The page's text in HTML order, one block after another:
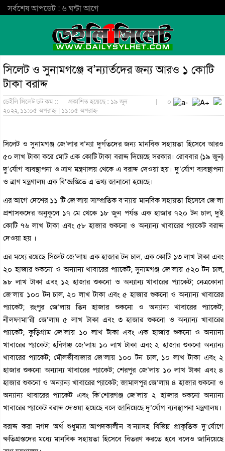
সর্বশেষ আপডেট : ৬ ঘন্টা আগে
সিলেট ও সুনামগঞ্জে ব’ন্যার্তদের জন্য আরও ১ কোটি
টাকা বরাদ্দ
ডেইলি সিলেট ডট কম ::
প্রকাশিত হয়েছে : ১৯ জুন
২০২২, ১১:০৫ অপরাহ্ন | ১১:০৫ অপরাহ্ন
| ০
সিলেট ও সুনামগঞ্জ জে’লার ব’ন্যা দুর্গতদের জন্য মানবিক সহায়তা হিসেবে আরও
৫০ লাখ টাকা করে মোট এক কোটি টাকা বরাদ্দ দিয়েছে সরকার। রোববার (১৯ জুন)
দু’র্যোগ ব্যবস্থাপনা ও ত্রাণ মন্ত্রণালয় থেকে এ বরাদ্দ দেওয়া হয়। দু’র্যোগ ব্যবস্থাপনা
ও ত্রাণ মন্ত্রণালয় এক বি’জ্ঞপ্তিতে এ তথ্য জানানো হয়েছে।
এর আগে দেশের ১১ টি জে’লায় সাম্প্রতিক ব’ন্যায় মানবিক সহায়তা হিসেবে জে’লা
প্রশাসকদের অনুকূলে ১৭ মে থেকে ১৮ জুন পর্যন্ত এক হাজার ৭২০ টন চাল, দুই
কোটি ৭৬ লাখ টাকা এবং ৫৮ হাজার শুকনো ও অন্যান্য খাবারের প্যাকেট বরাদ্দ
দেওয়া হয় ।
এর মধ্যে রয়েছে সিলেট জে’লায় এক হাজার টন চাল, এক কোটি ১৩ লাখ টাকা এবং
২০ হাজার শুকনো ও অন্যান্য খাবারের প্যাকেট; সুনামগঞ্জ জে’লায় ৫২০ টন চাল,
৯৮ লাখ টাকা এবং ১২ হাজার শুকনো ও অন্যান্য খাবারের প্যাকেট; নেত্রকোনা
জে’লায় ১০০ টন চাল, ২০ লাখ টাকা এবং ৫ হাজার শুকনো ও অন্যান্য খাবারের
প্যাকেট; রংপুর জে’লায় তিন হাজার শুকনো ও অন্যান্য খাবারের প্যাকেট;
নীলফামা’রী জে’লায় ৫ লাখ টাকা এবং ৩ হাজার শুকনো ও অন্যান্য খাবারের
প্যাকেট; কুড়িগ্রাম জে’লায় ১০ লাখ টাকা এবং এক হাজার শুকনো ও অন্যান্য
খাবারের প্যাকেট; হবিগঞ্জ জে’লায় ১০ লাখ টাকা এবং ২ হাজার শুকনো অন্যান্য
খাবারের প্যাকেট; মৌলভীবাজার জে’লায় ১০০ টন চাল, ১০ লাখ টাকা এবং ২
হাজার শুকনো অন্যান্য খাবারের প্যাকেট; শেরপুর জে’লায় ১০ লাখ টাকা এবং ৪
হাজার শুকনো ও অন্যান্য খাবারের প্যাকেট; জামালপুর জে’লায় ৪ হাজার শুকনো ও
অন্যান্য খাবারের প্যাকেট এবং কি’শোরগঞ্জ জে’লায় ২ হাজার শুকনো অন্যান্য
খাবারের প্যাকেট বরাদ্দ দেওয়া হয়েছে বলে জানিয়েছে দু’র্যোগ ব্যবস্থাপনা মন্ত্রণালয়।
বরাদ্দ করা নগদ অর্থ শুধুমাত্র আপদকালীন ব’ন্যাসহ বিভিন্ন প্রাকৃতিক দু’র্যোগে
ক্ষতিগ্রস্তদের মধ্যে মানবিক সহায়তা হিসেবে বিতরণ করতে হবে বলেও জানিয়েছে